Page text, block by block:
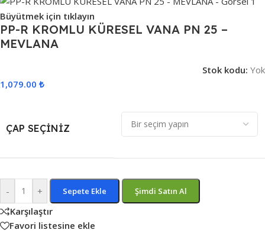
Büyütmek için tıklayın
PP-R KROMLU KÜRESEL VANA PN 25 –
MEVLANA
Stok kodu: Yok
1,079.00 ₺
ÇAP SEÇINIZ
- + Sepete Ekle Şimdi Satın Al
Karşılaştır
Favori listesine ekle